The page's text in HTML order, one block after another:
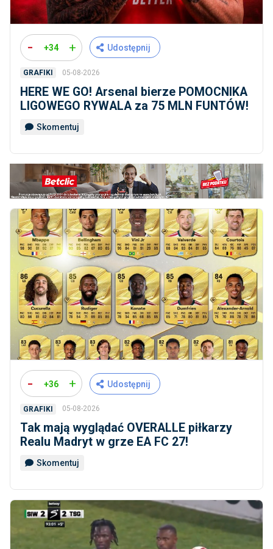
- +34 + Udostępnij
GRAFIKI 05-08-2026
HERE WE GO! Arsenal bierze POMOCNIKA
LIGOWEGO RYWALA za 75 MLN FUNTÓW!
Skomentuj
- +36 + Udostępnij
GRAFIKI 05-08-2026
Tak mają wyglądać OVERALLE piłkarzy
Realu Madryt w grze EA FC 27!
Skomentuj